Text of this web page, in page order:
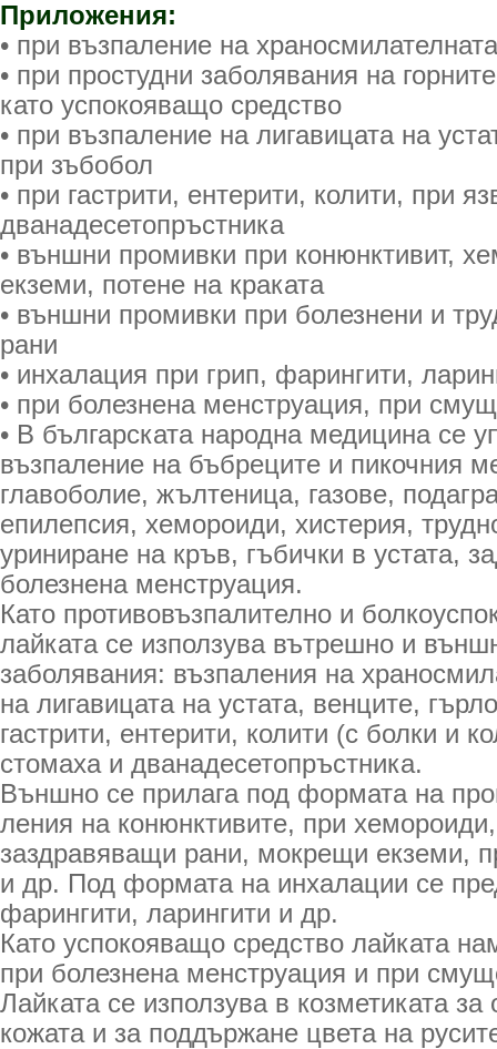
Приложения:
• при възпаление на
• при простудни заболявания на
като успокояващо средство
• при възпаление на лигавицата на
при зъбобол
• при гастрити, ентерити, колити, при
дванадесетопръстника
• външни промивки при конюнктивит,
екземи, потене на краката
• външни промивки при болезнени и
рани
• инхалация при грип, фарингити,
• при болезнена менструация, при
• В българската народна медицина се
възпаление на бъбреците и пикочния
главоболие, жълтеница, газове,
епилепсия, хемороиди, хистерия,
уриниране на кръв, гъбички в устата,
болезнена менструация.
Като противовъзпалително и
лайката се използува вътрешно и
заболявания: възпаления на
на лигавицата на устата, венците,
гастрити, ентерити, колити (с болки и
стомаха и дванадесетопръстника.
Външно се прилага под формата на
ления на конюнктивите, при
заздравяващи рани, мокрещи екземи,
и др. Под формата на инхалации се
фарингити, ларингити и др.
Като успокояващо средство лайката
при болезнена менструация и при
Лайката се използува в козметиката
кожата и за поддържане цвета на